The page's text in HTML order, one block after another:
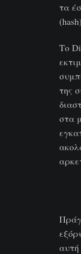
τα
Το
της
στα